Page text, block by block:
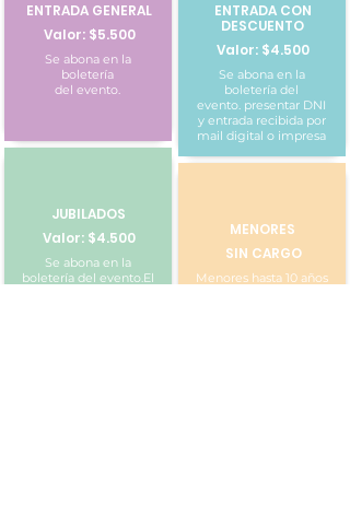
ENTRADA GENERAL
Valor: $5.500
Se abona en la
boletería
del evento.
JUBILADOS
Valor: $4.500
Se abona en la
boletería del evento.El
ENTRADA CON
DESCUENTO
Valor: $4.500
Se abona en la
boletería del
evento. presentar DNI
y entrada recibida por
mail digital o impresa
MENORES
SIN CARGO
Menores hasta 10 años